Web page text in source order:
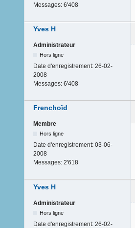
Messages: 6'408
Yves H
Administrateur
Hors ligne
Date d'enregistrement: 26-02-
2008
Messages: 6'408
Frenchoïd
Membre
Hors ligne
Date d'enregistrement: 03-06-
2008
Messages: 2'618
Yves H
Administrateur
Hors ligne
Date d'enregistrement: 26-02-